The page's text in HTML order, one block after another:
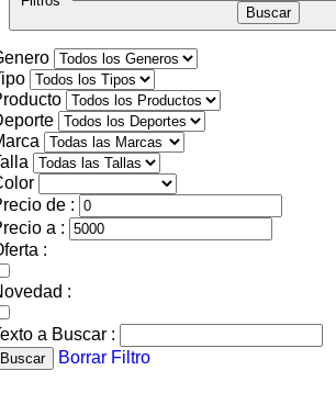
de :
a :
:
:
a Buscar :
Buscar Borrar Filtro